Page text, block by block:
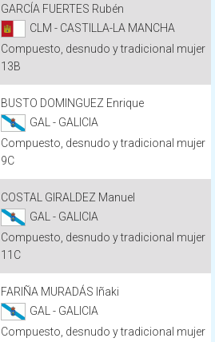
GARCÍA FUERTES Rubén
CLM - CASTILLA-LA MANCHA
Compuesto, desnudo y tradicional mujer
13B
BUSTO DOMINGUEZ Enrique
GAL - GALICIA
Compuesto, desnudo y tradicional mujer
9C
COSTAL GIRALDEZ Manuel
GAL - GALICIA
Compuesto, desnudo y tradicional mujer
11C
FARIÑA MURADÁS Iñaki
GAL - GALICIA
Compuesto, desnudo y tradicional mujer